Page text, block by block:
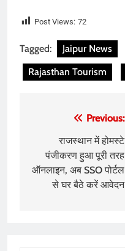
Post Views: 72
Tagged: Jaipur News
Rajasthan Tourism
navigation
Previous:
राजस्थान में होमस्टे
पंजीकरण हुआ पूरी तरह
ऑनलाइन, अब SSO पोर्टल
से घर बैठे करें आवेदन